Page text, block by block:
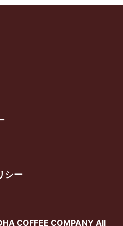
シー
COFFEE COMPANY All